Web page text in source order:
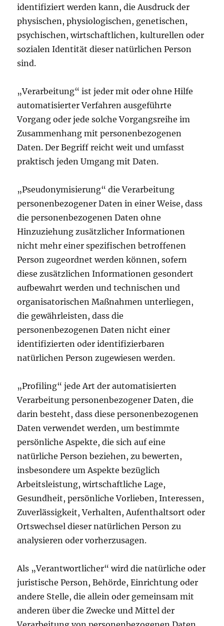
identifiziert werden kann, die Ausdruck der
physischen, physiologischen, genetischen,
psychischen, wirtschaftlichen, kulturellen oder
sozialen Identität dieser natürlichen Person
sind.
„Verarbeitung“ ist jeder mit oder ohne Hilfe
automatisierter Verfahren ausgeführte
Vorgang oder jede solche Vorgangsreihe im
Zusammenhang mit personenbezogenen
Daten. Der Begriff reicht weit und umfasst
praktisch jeden Umgang mit Daten.
„Pseudonymisierung“ die Verarbeitung
personenbezogener Daten in einer Weise, dass
die personenbezogenen Daten ohne
Hinzuziehung zusätzlicher Informationen
nicht mehr einer spezifischen betroffenen
Person zugeordnet werden können, sofern
diese zusätzlichen Informationen gesondert
aufbewahrt werden und technischen und
organisatorischen Maßnahmen unterliegen,
die gewährleisten, dass die
personenbezogenen Daten nicht einer
identifizierten oder identifizierbaren
natürlichen Person zugewiesen werden.
„Profiling“ jede Art der automatisierten
Verarbeitung personenbezogener Daten, die
darin besteht, dass diese personenbezogenen
Daten verwendet werden, um bestimmte
persönliche Aspekte, die sich auf eine
natürliche Person beziehen, zu bewerten,
insbesondere um Aspekte bezüglich
Arbeitsleistung, wirtschaftliche Lage,
Gesundheit, persönliche Vorlieben, Interessen,
Zuverlässigkeit, Verhalten, Aufenthaltsort oder
Ortswechsel dieser natürlichen Person zu
analysieren oder vorherzusagen.
Als „Verantwortlicher“ wird die natürliche oder
juristische Person, Behörde, Einrichtung oder
andere Stelle, die allein oder gemeinsam mit
anderen über die Zwecke und Mittel der